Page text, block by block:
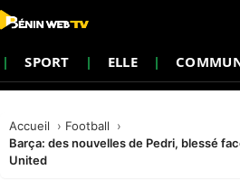
SPORT ELLE
Accueil
Football
Barça: des nouvelles de Pedri, blessé
United